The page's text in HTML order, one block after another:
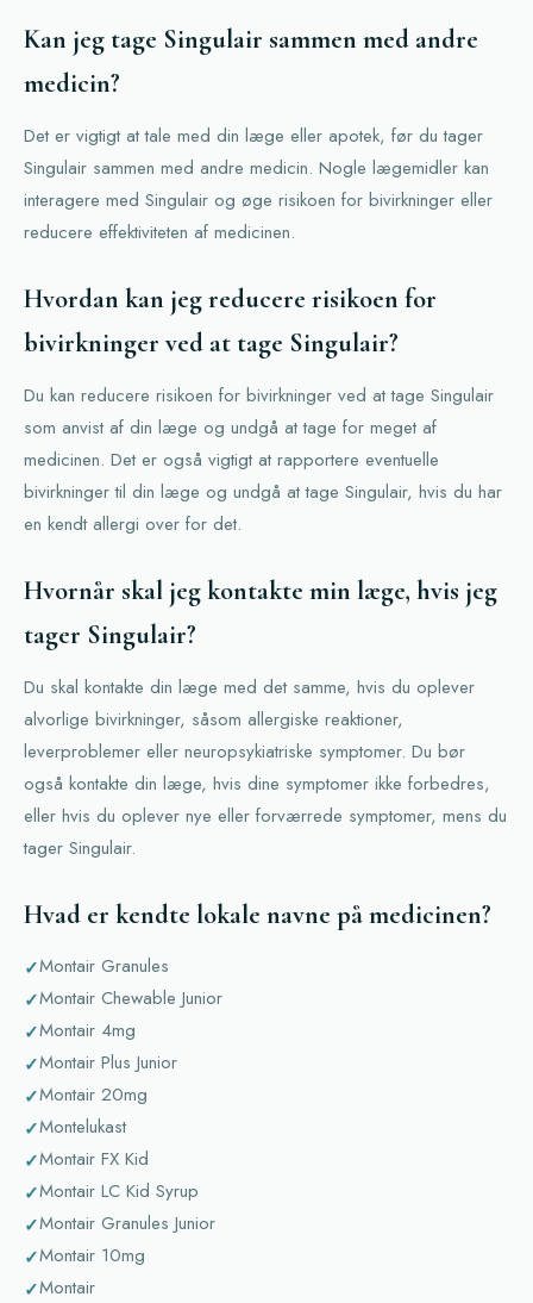
Kan jeg tage Singulair sammen med andre
medicin?
Det er vigtigt at tale med din læge eller apotek, før du tager
Singulair sammen med andre medicin. Nogle lægemidler kan
interagere med Singulair og øge risikoen for bivirkninger eller
reducere effektiviteten af ​​medicinen.
Hvordan kan jeg reducere risikoen for
bivirkninger ved at tage Singulair?
Du kan reducere risikoen for bivirkninger ved at tage Singulair
som anvist af din læge og undgå at tage for meget af
medicinen. Det er også vigtigt at rapportere eventuelle
bivirkninger til din læge og undgå at tage Singulair, hvis du har
en kendt allergi over for det.
Hvornår skal jeg kontakte min læge, hvis jeg
tager Singulair?
Du skal kontakte din læge med det samme, hvis du oplever
alvorlige bivirkninger, såsom allergiske reaktioner,
leverproblemer eller neuropsykiatriske symptomer. Du bør
også kontakte din læge, hvis dine symptomer ikke forbedres,
eller hvis du oplever nye eller forværrede symptomer, mens du
tager Singulair.
Hvad er kendte lokale navne på medicinen?
Montair Granules
Montair Chewable Junior
Montair 4mg
Montair Plus Junior
Montair 20mg
Montelukast
Montair FX Kid
Montair LC Kid Syrup
Montair Granules Junior
Montair 10mg
Montair